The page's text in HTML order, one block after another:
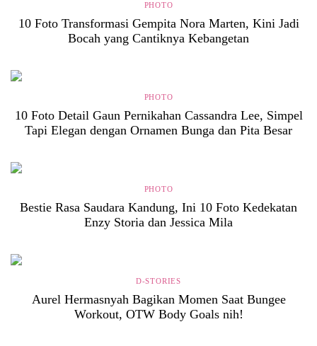
PHOTO
10 Foto Transformasi Gempita Nora Marten, Kini Jadi
Bocah yang Cantiknya Kebangetan
PHOTO
10 Foto Detail Gaun Pernikahan Cassandra Lee, Simpel
Tapi Elegan dengan Ornamen Bunga dan Pita Besar
PHOTO
Bestie Rasa Saudara Kandung, Ini 10 Foto Kedekatan
Enzy Storia dan Jessica Mila
D-STORIES
Aurel Hermasnyah Bagikan Momen Saat Bungee
Workout, OTW Body Goals nih!